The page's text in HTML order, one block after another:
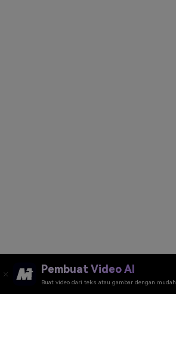
Pembuat Video AI
Buat video dari teks atau gambar dengan mudah